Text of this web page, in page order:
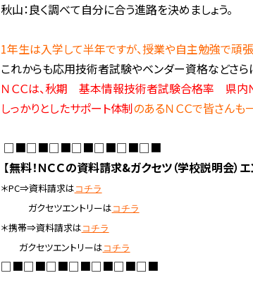
秋山：良く調べて自分に合う進路を決めましょう。
1年生は入学して半年ですが、授業や自主勉強で頑
これからも応用技術者試験やベンダー資格などさら
ＮＣＣは、秋期 基本情報技術者試験合格率 県内Ｎ
しっかりとしたサポート体制のあるＮＣＣで皆さんも
□■□■□■□■□■□■□■
【無料！ＮＣＣの資料請求&ガクセツ（学校説明会）
＊PC⇒資料請求は コチラ
ガクセツエントリーは コチラ
＊携帯⇒資料請求は コチラ
ガクセツエントリーは コチラ
□■□■□■□■□■□■□■